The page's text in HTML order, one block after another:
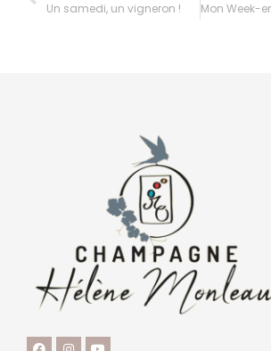
Un samedi, un vigneron !